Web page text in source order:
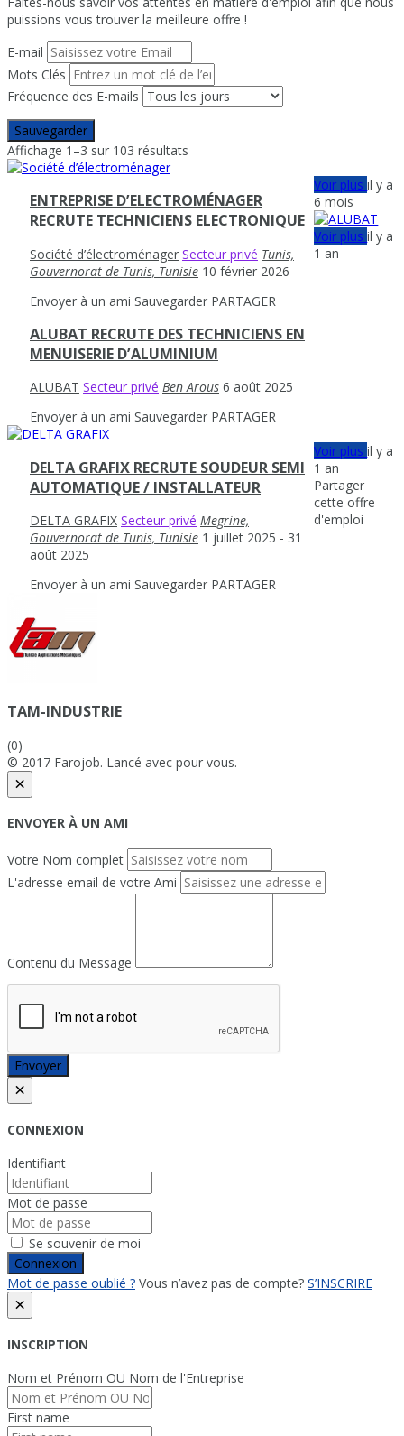
puissions vous trouver la meilleure offre !
E-mail
Mots Clés
Fréquence des E-mails
Sauvegarder
Affichage 1–3 sur 103 résultats
ENTREPRISE D’ELECTROMÉNAGER
RECRUTE TECHNICIENS ELECTRONIQUE
Société d’électroménager Secteur privé Tunis,
Gouvernorat de Tunis, Tunisie 10 février 2026
Envoyer à un ami Sauvegarder PARTAGER
Voir plusil y a
6 mois
ALUBAT RECRUTE DES TECHNICIENS EN
MENUISERIE D’ALUMINIUM
ALUBAT Secteur privé Ben Arous 6 août 2025
Envoyer à un ami Sauvegarder PARTAGER
Voir plusil y a
1 an
DELTA GRAFIX RECRUTE SOUDEUR SEMI
AUTOMATIQUE / INSTALLATEUR
DELTA GRAFIX Secteur privé Megrine,
Gouvernorat de Tunis, Tunisie 1 juillet 2025 - 31
août 2025
Envoyer à un ami Sauvegarder PARTAGER
Voir plusil y a
1 an
Partager
cette offre
d'emploi
TAM-INDUSTRIE
(0)
© 2017 Farojob. Lancé avec pour vous.
×
ENVOYER À UN AMI
Votre Nom complet
L'adresse email de votre Ami
Contenu du Message
Envoyer
×
CONNEXION
Identifiant
Mot de passe
Se souvenir de moi
Connexion
Mot de passe oublié ? Vous n’avez pas de compte? S’INSCRIRE
×
INSCRIPTION
Nom et Prénom OU Nom de l'Entreprise
First name